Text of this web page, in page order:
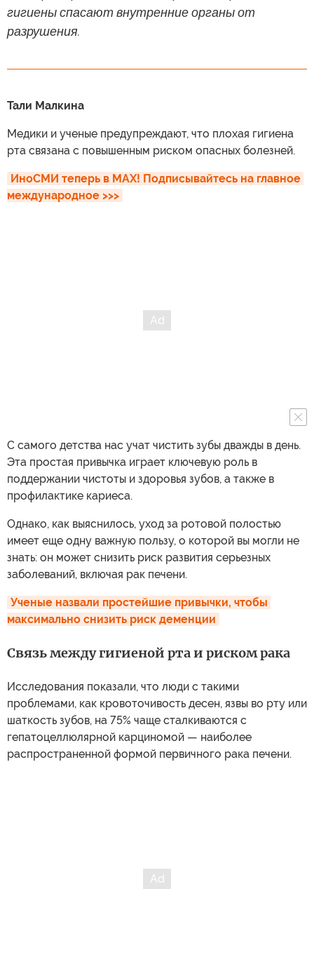
гигиены спасают внутренние органы от
разрушения.
Тали Малкина
Медики и ученые предупреждают, что плохая гигиена
рта связана с повышенным риском опасных болезней.
ИноСМИ теперь в MAX! Подписывайтесь на главное
международное >>>
С самого детства нас учат чистить зубы дважды в день.
Эта простая привычка играет ключевую роль в
поддержании чистоты и здоровья зубов, а также в
профилактике кариеса.
Однако, как выяснилось, уход за ротовой полостью
имеет еще одну важную пользу, о которой вы могли не
знать: он может снизить риск развития серьезных
заболеваний, включая рак печени.
Ученые назвали простейшие привычки, чтобы
максимально снизить риск деменции
Связь между гигиеной рта и риском рака
Исследования показали, что люди с такими
проблемами, как кровоточивость десен, язвы во рту или
шаткость зубов, на 75% чаще сталкиваются с
гепатоцеллюлярной карциномой — наиболее
распространенной формой первичного рака печени.